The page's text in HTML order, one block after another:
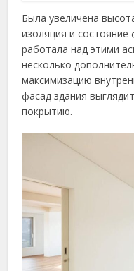
Была увеличена
изоляция и
работала над этими
несколько
максимизацию
фасад здания
покрытию.